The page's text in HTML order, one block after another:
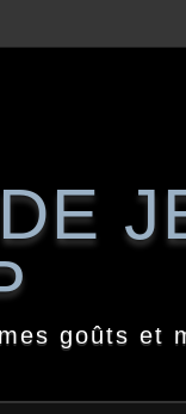
goûts et